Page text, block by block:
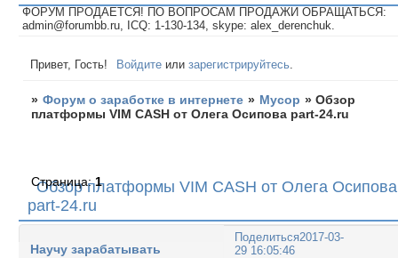
ФОРУМ ПРОДАЕТСЯ! ПО ВОПРОСАМ ПРОДАЖИ ОБРАЩАТЬСЯ:
admin@forumbb.ru, ICQ: 1-130-134, skype: alex_derenchuk.
Привет, Гость! Войдите илизарегистрируйтесь
» Форум о заработке в интернете » Мусор »Обзор
платформы VIM CASH от Олега Осипова part-24.ru
Обзор платформы VIM CASH от Олега Осипова
part-24.ru
Страница:1
Поделиться2017-03-
29 16:05:46
Научу зарабатывать